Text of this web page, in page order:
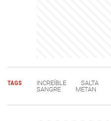
TAGS INCREÍBLE SALTA
SANGRE
METAN